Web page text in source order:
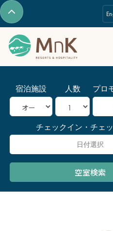
宿泊施設
チェックイン・チェ
人数 プロ